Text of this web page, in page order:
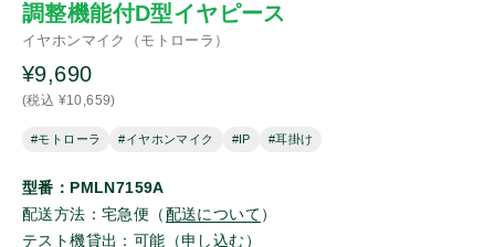
調整機能付D型イヤピース
イヤホンマイク（モトローラ）
¥9,690
(税込 ¥10,659)
#モトローラ #イヤホンマイク #IP #耳掛け
型番：PMLN7159A
配送方法：宅急便（配送について）
テスト機貸出：可能（申し込む）
アイコム
モトローラ
スタンダード